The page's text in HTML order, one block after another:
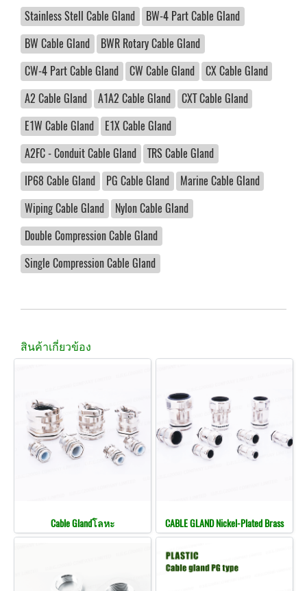
Stainless Stell Cable Gland
BW-4 Part Cable Gland
BW Cable Gland
BWR Rotary Cable Gland
CW-4 Part Cable Gland
CW Cable Gland
CX Cable Gland
A2 Cable Gland
A1A2 Cable Gland
CXT Cable Gland
E1W Cable Gland
E1X Cable Gland
A2FC - Conduit Cable Gland
TRS Cable Gland
IP68 Cable Gland
PG Cable Gland
Marine Cable Gland
Wiping Cable Gland
Nylon Cable Gland
Double Compression Cable Gland
Single Compression Cable Gland
สินค้าเกี่ยวข้อง
Cable Glandโลหะ CABLE GLAND Nickel-Plated Brass